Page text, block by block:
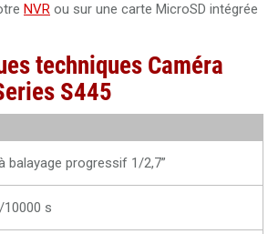
NVR ou sur une carte MicroSD intégrée
techniques Caméra
S445
balayage progressif 1/2,7”
s